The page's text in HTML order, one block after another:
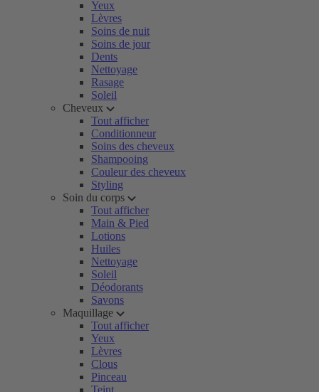
Yeux
Lèvres
Soins de nuit
Soins de jour
Dents
Nettoyage
Rasage
Soleil
Cheveux
Tout afficher
Conditionneur
Soins des cheveux
Shampooing
Couleur des cheveux
Styling
Soin du corps
Tout afficher
Main & Pied
Lotions
Huiles
Nettoyage
Soleil
Déodorants
Savons
Maquillage
Tout afficher
Yeux
Lèvres
Clous
Pinceau
Teint